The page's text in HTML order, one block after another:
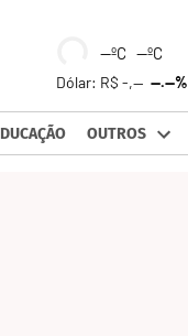
--ºC --ºC
Dólar: R$ -,----.--%
OUTROS